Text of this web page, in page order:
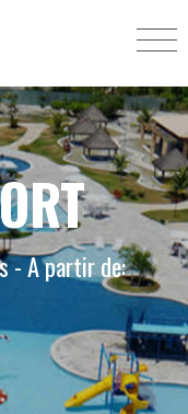
- A partir de: